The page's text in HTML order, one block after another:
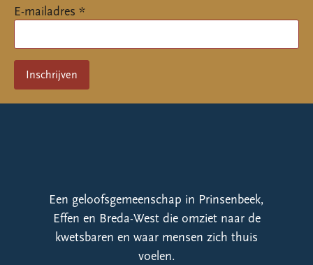
E-mailadres *
Een geloofsgemeenschap in Prinsenbeek,
Effen en Breda-West die omziet naar de
kwetsbaren en waar mensen zich thuis
voelen.